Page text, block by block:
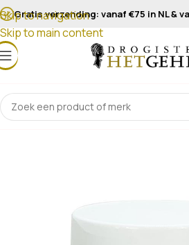
Skip to navigation
Skip to main content
Gratis verzending: vanaf €75 in NL &